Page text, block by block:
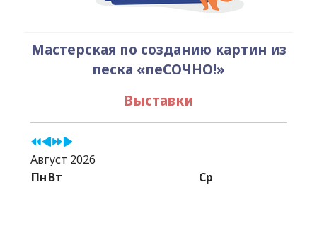
Мастерская по созданию картин из
песка «пеСОЧНО!»
Выставки
Август 2026
ПнВт Ср